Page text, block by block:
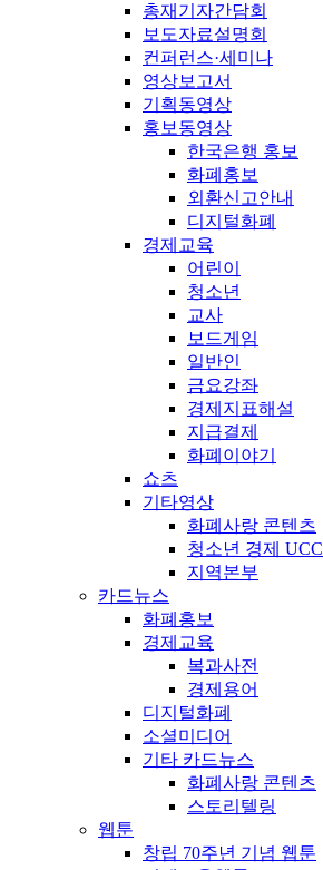
총재기자간담회
보도자료설명회
컨퍼런스·세미나
영상보고서
기획동영상
홍보동영상
한국은행 홍보
화폐홍보
외환신고안내
디지털화폐
경제교육
어린이
청소년
교사
보드게임
일반인
금요강좌
경제지표해설
지급결제
화폐이야기
쇼츠
기타영상
화폐사랑 콘텐츠
청소년 경제 UCC
지역본부
카드뉴스
화폐홍보
경제교육
복과사전
경제용어
디지털화폐
소셜미디어
기타 카드뉴스
화폐사랑 콘텐츠
스토리텔링
웹툰
창립 70주년 기념 웹툰